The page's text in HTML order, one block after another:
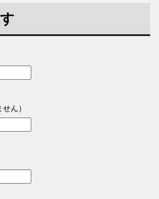
ん）